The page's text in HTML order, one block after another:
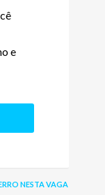
e
NESTA VAGA